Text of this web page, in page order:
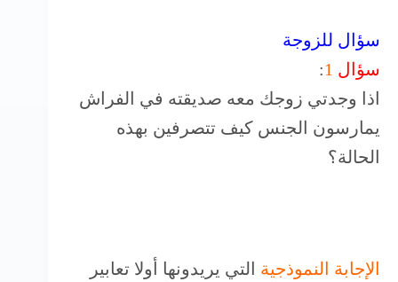
سؤال للزوجة
سؤال 1
:
اذا وجدتي زوجك معه صديقته في الفراش
يمارسون الجنس كيف تتصرفين بهذه
الحالة؟
الإجابة النموذجية التي يريدونها أولا تعابير